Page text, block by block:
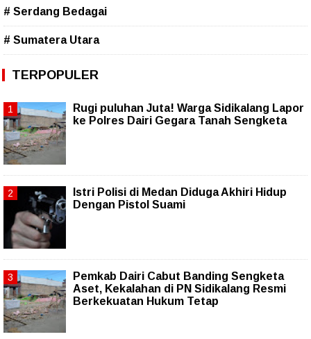
# Serdang Bedagai
# Sumatera Utara
TERPOPULER
Rugi puluhan Juta! Warga Sidikalang Lapor
ke Polres Dairi Gegara Tanah Sengketa
Istri Polisi di Medan Diduga Akhiri Hidup
Dengan Pistol Suami
Pemkab Dairi Cabut Banding Sengketa
Aset, Kekalahan di PN Sidikalang Resmi
Berkekuatan Hukum Tetap